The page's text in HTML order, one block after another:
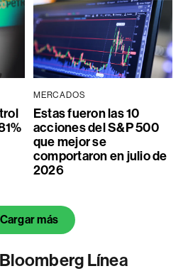
MERCADOS
Estas fueron las 10
acciones del S&P 500
que mejor se
comportaron en julio de
2026
Cargar más
Línea